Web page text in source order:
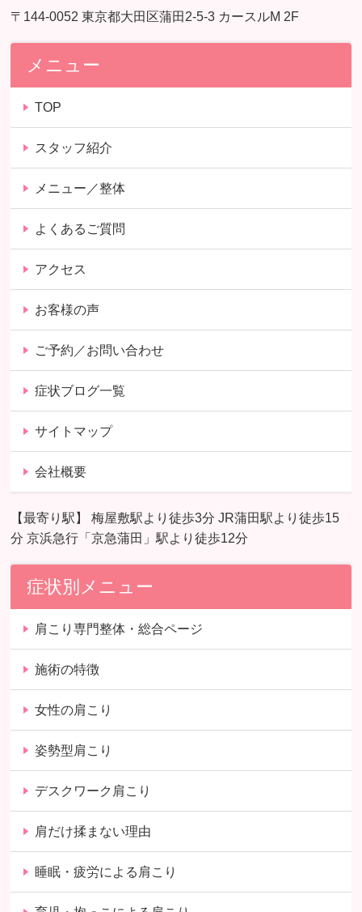
〒144-0052 東京都大田区蒲田2-5-3 カースルM 2F
メニュー
TOP
スタッフ紹介
メニュー／整体
よくあるご質問
アクセス
お客様の声
ご予約／お問い合わせ
症状ブログ一覧
サイトマップ
会社概要
【最寄り駅】 梅屋敷駅より徒歩3分 JR蒲田駅より徒歩15
分 京浜急行「京急蒲田」駅より徒歩12分
症状別メニュー
肩こり専門整体・総合ページ
施術の特徴
女性の肩こり
姿勢型肩こり
デスクワーク肩こり
肩だけ揉まない理由
睡眠・疲労による肩こり